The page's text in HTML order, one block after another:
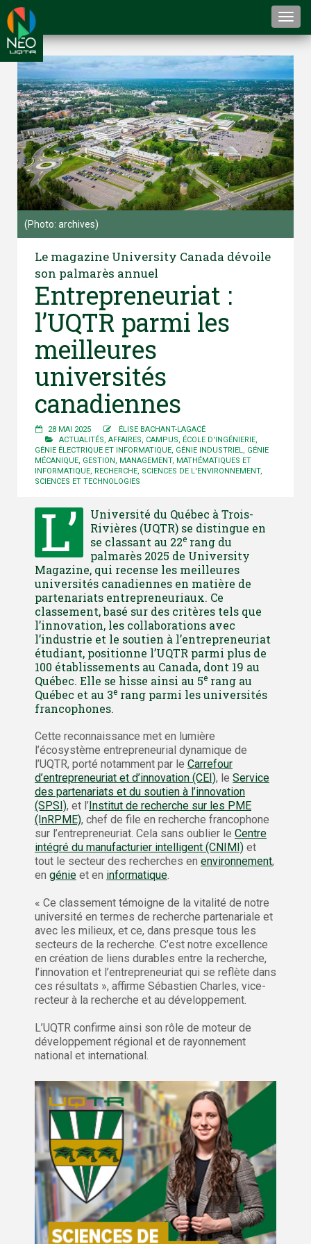
(Photo: archives)
Le magazine University Canada dévoile
son palmarès annuel
Entrepreneuriat :
l’UQTR parmi les
meilleures
universités
canadiennes
28 MAI 2025
ÉLISE BACHANT-LAGACÉ
ACTUALITÉS, AFFAIRES, CAMPUS, ÉCOLE D'INGÉNIERIE,
GÉNIE ÉLECTRIQUE ET INFORMATIQUE, GÉNIE INDUSTRIEL, GÉNIE
MÉCANIQUE, GESTION , MANAGEMENT, MATHÉMATIQUES ET
INFORMATIQUE, RECHERCHE, SCIENCES DE L'ENVIRONNEMENT,
SCIENCES ET TECHNOLOGIES
L’
Université du Québec à Trois-
Rivières (UQTR) se distingue en
se classant au 22e rang du
palmarès 2025 de University
Magazine, qui recense les meilleures
universités canadiennes en matière de
partenariats entrepreneuriaux. Ce
classement, basé sur des critères tels que
l’innovation, les collaborations avec
l’industrie et le soutien à l’entrepreneuriat
étudiant, positionne l’UQTR parmi plus de
100 établissements au Canada, dont 19 au
Québec. Elle se hisse ainsi au 5e rang au
Québec et au 3e rang parmi les universités
francophones.
Cette reconnaissance met en lumière
l’écosystème entrepreneurial dynamique de
l’UQTR, porté notamment par le Carrefour
d’entrepreneuriat et d’innovation (CEI), le Service
des partenariats et du soutien à l’innovation
(SPSI), et l’ Institut de recherche sur les PME
(InRPME), chef de file en recherche francophone
sur l’entrepreneuriat. Cela sans oublier le Centre
intégré du manufacturier intelligent (CNIMI) et
tout le secteur des recherches en environnement,
en génie et en informatique.
« Ce classement témoigne de la vitalité de notre
université en termes de recherche partenariale et
avec les milieux, et ce, dans presque tous les
secteurs de la recherche. C’est notre excellence
en création de liens durables entre la recherche,
l’innovation et l’entrepreneuriat qui se reflète dans
ces résultats », affirme Sébastien Charles, vice-
recteur à la recherche et au développement.
L’UQTR confirme ainsi son rôle de moteur de
développement régional et de rayonnement
national et international.